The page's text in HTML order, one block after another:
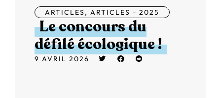
ARTICLES, ARTICLES - 2025
Le concours du
défilé écologique !
9 AVRIL 2026